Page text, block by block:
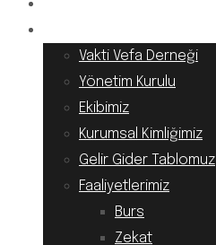
Vakti Vefa Derneği
Yönetim Kurulu
Ekibimiz
Kurumsal Kimliğimiz
Gelir Gider Tablomuz
Faaliyetlerimiz
Burs
Zekat